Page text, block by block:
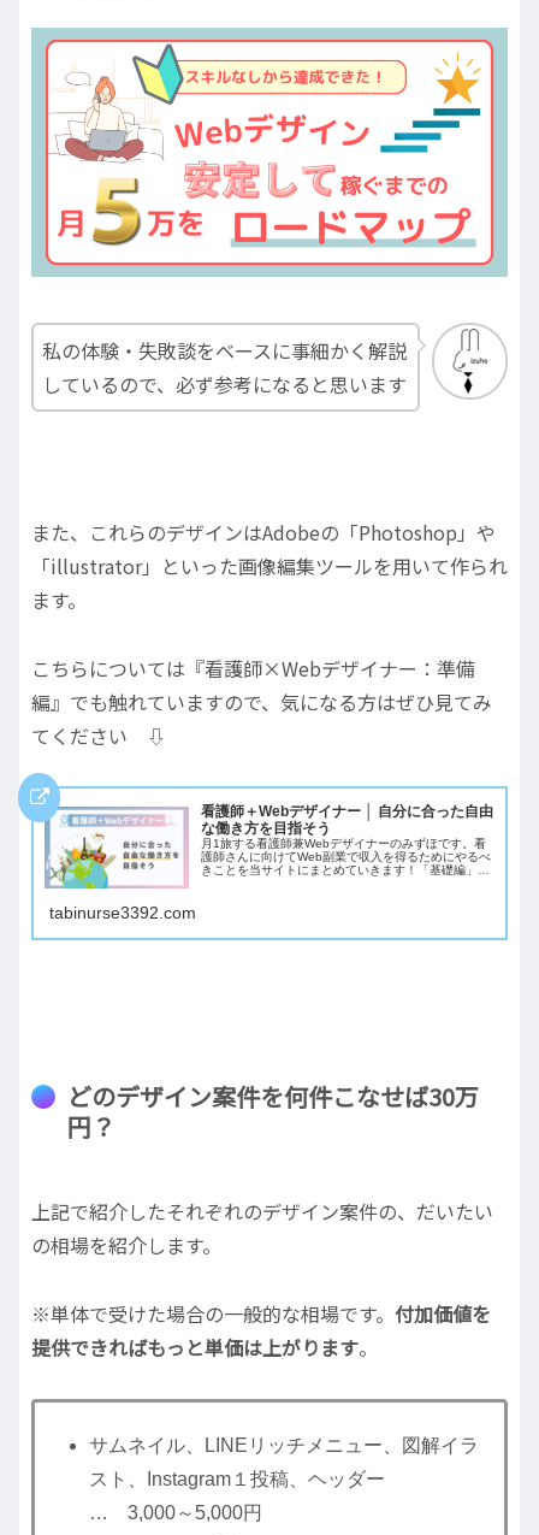
私の体験・失敗談をベースに事細かく解説
しているので、必ず参考になると思います
また、これらのデザインはAdobeの「Photoshop」や
「illustrator」といった画像編集ツールを用いて作られ
ます。
こちらについては『看護師×Webデザイナー：準備
編』でも触れていますので、気になる方はぜひ見てみ
てください ⇩
看護師＋Webデザイナー │ 自分に合った自由
な働き方を目指そう
月1旅する看護師兼Webデザイナーのみずほです。看
護師さんに向けてWeb副業で収入を得るためにやるべ
きことを当サイトにまとめていきます！「基礎編」
いただければと思います。
tabinurse3392.com
どのデザイン案件を何件こなせば30万
円？
上記で紹介したそれぞれのデザイン案件の、だいたい
の相場を紹介します。
※単体で受けた場合の一般的な相場です。 付加価値を
提供できればもっと単価は上がります。
サムネイル、LINEリッチメニュー、図解イラ
スト、Instagram１投稿、ヘッダー
… 3,000～5,000円